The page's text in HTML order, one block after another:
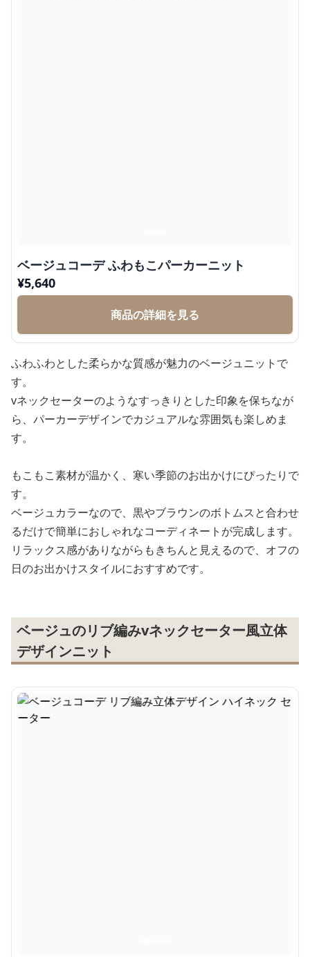
ベージュコーデ ふわもこパーカーニット
¥5,640
商品の詳細を見る
ふわふわとした柔らかな質感が魅力のベージュニットで
す。
vネックセーターのようなすっきりとした印象を保ちなが
ら、パーカーデザインでカジュアルな雰囲気も楽しめま
す。
もこもこ素材が温かく、寒い季節のお出かけにぴったりで
す。
ベージュカラーなので、黒やブラウンのボトムスと合わせ
るだけで簡単におしゃれなコーディネートが完成します。
リラックス感がありながらもきちんと見えるので、オフの
日のお出かけスタイルにおすすめです。
ベージュのリブ編みvネックセーター風立体
デザインニット